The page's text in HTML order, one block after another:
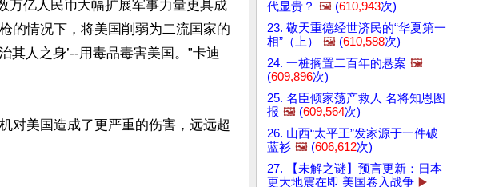
万亿人民币大幅扩展军事力量更具成
的情况下，将美国削弱为二流国家的
其人之身’--用毒品毒害美国。”卡迪
对美国造成了更严重的伤害，远远超
代显贵？ 🖼️ (610,943次)
23. 敬天重德经世济民的“华夏第一
相”（上）
🖼️ (610,588次)
24. 一桩搁置二百年的悬案 🖼️
(609,896次)
25. 名臣倾家荡产救人 名将知恩图
报 🖼️ (609,564次)
26. 山西“太平王”发家源于一件破
蓝衫 🖼️ (606,612次)
27. 【未解之谜】预言更新：日本
更大地震在即 美国卷入战争 ▶️